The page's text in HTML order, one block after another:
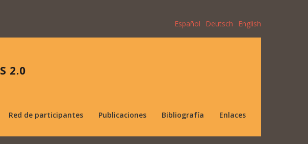
Español Deutsch English
2.0
Red de participantes Publicaciones Bibliografía Enlaces